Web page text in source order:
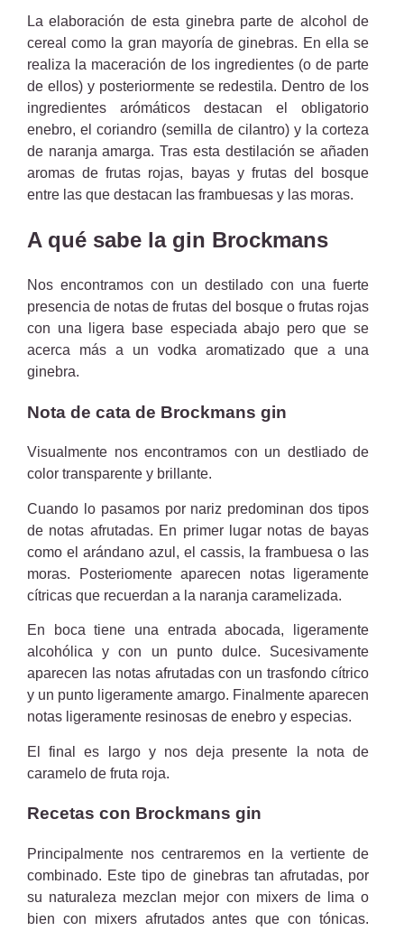
La elaboración de esta ginebra parte de alcohol de
cereal como la gran mayoría de ginebras. En ella se
realiza la maceración de los ingredientes (o de parte
de ellos) y posteriormente se redestila. Dentro de los
ingredientes arómáticos destacan el obligatorio
enebro, el coriandro (semilla de cilantro) y la corteza
de naranja amarga. Tras esta destilación se añaden
aromas de frutas rojas, bayas y frutas del bosque
entre las que destacan las frambuesas y las moras.
A qué sabe la gin Brockmans
Nos encontramos con un destilado con una fuerte
presencia de notas de frutas del bosque o frutas rojas
con una ligera base especiada abajo pero que se
acerca más a un vodka aromatizado que a una
ginebra.
Nota de cata de Brockmans gin
Visualmente nos encontramos con un destliado de
color transparente y brillante.
Cuando lo pasamos por nariz predominan dos tipos
de notas afrutadas. En primer lugar notas de bayas
como el arándano azul, el cassis, la frambuesa o las
moras. Posteriomente aparecen notas ligeramente
cítricas que recuerdan a la naranja caramelizada.
En boca tiene una entrada abocada, ligeramente
alcohólica y con un punto dulce. Sucesivamente
aparecen las notas afrutadas con un trasfondo cítrico
y un punto ligeramente amargo. Finalmente aparecen
notas ligeramente resinosas de enebro y especias.
El final es largo y nos deja presente la nota de
caramelo de fruta roja.
Recetas con Brockmans gin
Principalmente nos centraremos en la vertiente de
combinado. Este tipo de ginebras tan afrutadas, por
su naturaleza mezclan mejor con mixers de lima o
bien con mixers afrutados antes que con tónicas.